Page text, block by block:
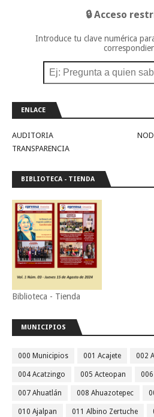
🔒 Acceso
Introduce tu clave numérica
ENLACE
AUDITORIA
TRANSPARENCIA
BIBLIOTECA - TIENDA
Biblioteca - Tienda
MUNICIPIOS
000 Municipios 001 Acajete 002
004 Acatzingo 005 Acteopan
007 Ahuatlán 008 Ahuazotepec
010 Ajalpan 011 Albino Zertuche